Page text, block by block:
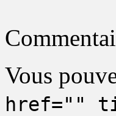
Vous
href=""